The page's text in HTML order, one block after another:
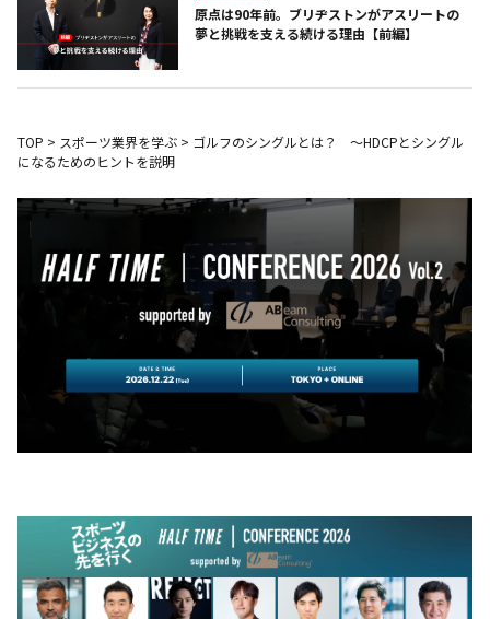
原点は90年前。ブリヂストンがアスリートの
夢と挑戦を支える続ける理由【前編】
TOP > スポーツ業界を学ぶ > ゴルフのシングルとは？ ～HDCPとシングル
になるためのヒントを説明